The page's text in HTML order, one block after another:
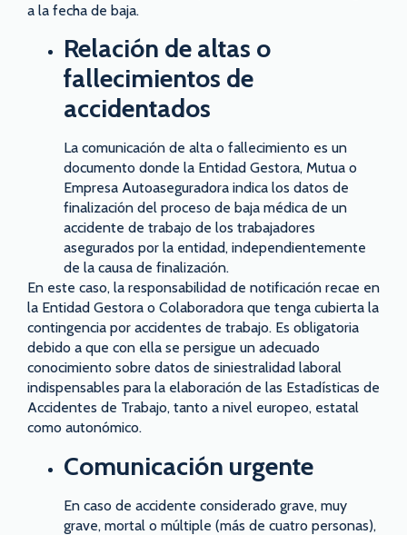
a la fecha de baja.
Relación de altas o
fallecimientos de
accidentados
La comunicación de alta o fallecimiento es un
documento donde la Entidad Gestora, Mutua o
Empresa Autoaseguradora indica los datos de
finalización del proceso de baja médica de un
accidente de trabajo de los trabajadores
asegurados por la entidad, independientemente
de la causa de finalización.
En este caso, la responsabilidad de notificación recae en
la Entidad Gestora o Colaboradora que tenga cubierta la
contingencia por accidentes de trabajo. Es obligatoria
debido a que con ella se persigue un adecuado
conocimiento sobre datos de siniestralidad laboral
indispensables para la elaboración de las Estadísticas de
Accidentes de Trabajo, tanto a nivel europeo, estatal
como autonómico.
Comunicación urgente
En caso de accidente considerado grave, muy
grave, mortal o múltiple (más de cuatro personas),